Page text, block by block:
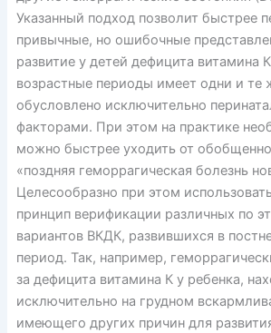
Указанный подход позволит быстрее
привычные, но ошибочные
развитие у детей дефицита витамина
возрастные периоды имеет одни и те
обусловлено исключительно
факторами. При этом на практике
можно быстрее уходить от
«поздняя геморрагическая болезнь
Целесообразно при этом
принцип верификации различных по
вариантов ВКДК, развившихся в
период. Так, например,
за дефицита витамина К у ребенка,
исключительно на грудном
имеющего других причин для